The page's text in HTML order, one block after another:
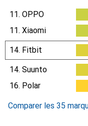
11. OPPO
11. Xiaomi
14. Fitbit
14. Suunto
16. Polar
Comparer les 35